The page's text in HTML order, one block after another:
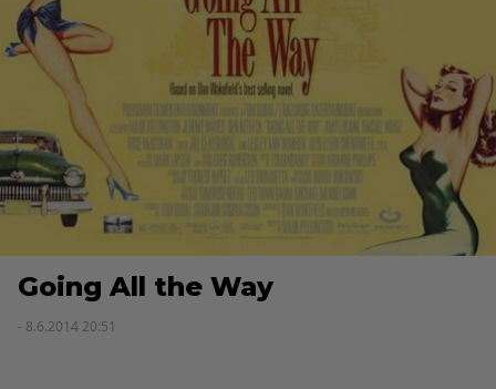
Going All the Way
- 8.6.2014 20:51